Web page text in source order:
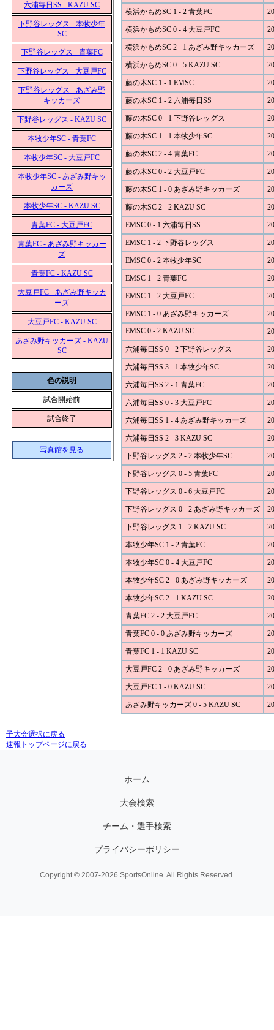
六浦毎日SS - KAZU SC
下野谷レッグス - 本牧少年
SC
下野谷レッグス - 青葉FC
下野谷レッグス - 大豆戸FC
下野谷レッグス - あざみ野
キッカーズ
下野谷レッグス - KAZU SC
本牧少年SC - 青葉FC
本牧少年SC - 大豆戸FC
本牧少年SC - あざみ野キッ
カーズ
本牧少年SC - KAZU SC
青葉FC - 大豆戸FC
青葉FC - あざみ野キッカー
ズ
青葉FC - KAZU SC
大豆戸FC - あざみ野キッカ
ーズ
大豆戸FC - KAZU SC
あざみ野キッカーズ - KAZU
SC
色の説明
試合開始前
試合終了
写真館を見る
横浜かもめSC 1 - 2 青葉FC
横浜かもめSC 0 - 4 大豆戸FC
横浜かもめSC 2 - 1 あざみ野キッカーズ
横浜かもめSC 0 - 5 KAZU SC
藤の木SC 1 - 1 EMSC
藤の木SC 1 - 2 六浦毎日SS
藤の木SC 0 - 1 下野谷レッグス
藤の木SC 1 - 1 本牧少年SC
藤の木SC 2 - 4 青葉FC
藤の木SC 0 - 2 大豆戸FC
藤の木SC 1 - 0 あざみ野キッカーズ
藤の木SC 2 - 2 KAZU SC
EMSC 0 - 1 六浦毎日SS
EMSC 1 - 2 下野谷レッグス
EMSC 0 - 2 本牧少年SC
EMSC 1 - 2 青葉FC
EMSC 1 - 2 大豆戸FC
EMSC 1 - 0 あざみ野キッカーズ
EMSC 0 - 2 KAZU SC
六浦毎日SS 0 - 2 下野谷レッグス
六浦毎日SS 3 - 1 本牧少年SC
六浦毎日SS 2 - 1 青葉FC
六浦毎日SS 0 - 3 大豆戸FC
六浦毎日SS 1 - 4 あざみ野キッカーズ
六浦毎日SS 2 - 3 KAZU SC
下野谷レッグス 2 - 2 本牧少年SC
下野谷レッグス 0 - 5 青葉FC
下野谷レッグス 0 - 6 大豆戸FC
下野谷レッグス 0 - 2 あざみ野キッカーズ
下野谷レッグス 1 - 2 KAZU SC
本牧少年SC 1 - 2 青葉FC
本牧少年SC 0 - 4 大豆戸FC
本牧少年SC 2 - 0 あざみ野キッカーズ
本牧少年SC 2 - 1 KAZU SC
青葉FC 2 - 2 大豆戸FC
青葉FC 0 - 0 あざみ野キッカーズ
青葉FC 1 - 1 KAZU SC
大豆戸FC 2 - 0 あざみ野キッカーズ
大豆戸FC 1 - 0 KAZU SC
あざみ野キッカーズ 0 - 5 KAZU SC
子大会選択に戻る
速報トップページに戻る
ホーム
大会検索
チーム・選手検索
プライバシーポリシー
Copyright © 2007-2026 SportsOnline. All Rights Reserved.